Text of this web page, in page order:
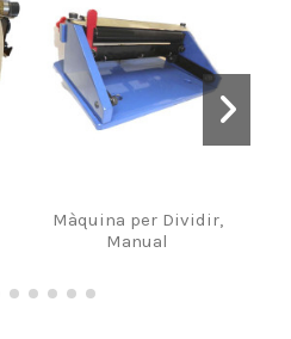
Màquina per Dividir,
Manual